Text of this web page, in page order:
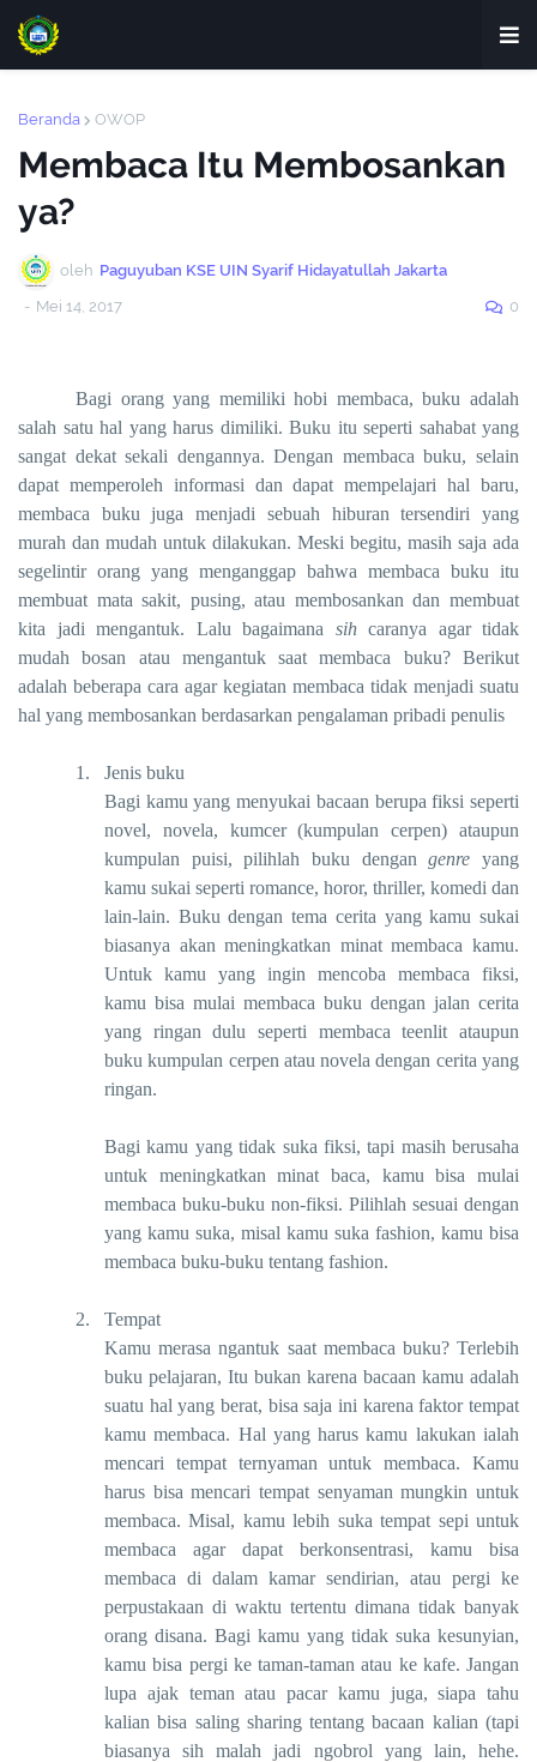
Beranda OWOP
Membaca Itu Membosankan
ya?
oleh Paguyuban KSE UIN Syarif Hidayatullah Jakarta
- Mei 14, 2017 0
Bagi orang yang memiliki hobi membaca, buku adalah
salah satu hal yang harus dimiliki. Buku itu seperti sahabat yang
sangat dekat sekali dengannya. Dengan membaca buku, selain
dapat memperoleh informasi dan dapat mempelajari hal baru,
membaca buku juga menjadi sebuah hiburan tersendiri yang
murah dan mudah untuk dilakukan. Meski begitu, masih saja ada
segelintir orang yang menganggap bahwa membaca buku itu
membuat mata sakit, pusing, atau membosankan dan membuat
kita jadi mengantuk. Lalu bagaimana sihcaranya agar tidak
mudah bosan atau mengantuk saat membaca buku? Berikut
adalah beberapa cara agar kegiatan membaca tidak menjadi suatu
hal yang membosankan berdasarkan pengalaman pribadi penulis
1.
Jenis buku
Bagi kamu yang menyukai bacaan berupa fiksi seperti
novel, novela, kumcer (kumpulan cerpen) ataupun
kumpulan puisi, pilihlah buku dengangenre yang
kamu sukai seperti romance, horor, thriller, komedi dan
lain-lain. Buku dengan tema cerita yang kamu sukai
biasanya akan meningkatkan minat membaca kamu.
Untuk kamu yang ingin mencoba membaca fiksi,
kamu bisa mulai membaca buku dengan jalan cerita
yang ringan dulu seperti membaca teenlit ataupun
buku kumpulan cerpen atau novela dengan cerita yang
ringan.
Bagi kamu yang tidak suka fiksi, tapi masih berusaha
untuk meningkatkan minat baca, kamu bisa mulai
membaca buku-buku non-fiksi. Pilihlah sesuai dengan
yang kamu suka, misal kamu suka fashion, kamu bisa
membaca buku-buku tentang fashion.
2.
Tempat
Kamu merasa ngantuk saat membaca buku? Terlebih
buku pelajaran, Itu bukan karena bacaan kamu adalah
suatu hal yang berat, bisa saja ini karena faktor tempat
kamu membaca. Hal yang harus kamu lakukan ialah
mencari tempat ternyaman untuk membaca. Kamu
harus bisa mencari tempat senyaman mungkin untuk
membaca. Misal, kamu lebih suka tempat sepi untuk
membaca agar dapat berkonsentrasi, kamu bisa
membaca di dalam kamar sendirian, atau pergi ke
perpustakaan di waktu tertentu dimana tidak banyak
orang disana. Bagi kamu yang tidak suka kesunyian,
kamu bisa pergi ke taman-taman atau ke kafe. Jangan
lupa ajak teman atau pacar kamu juga, siapa tahu
kalian bisa saling sharing tentang bacaan kalian (tapi
biasanya sih malah jadi ngobrol yang lain, hehe.